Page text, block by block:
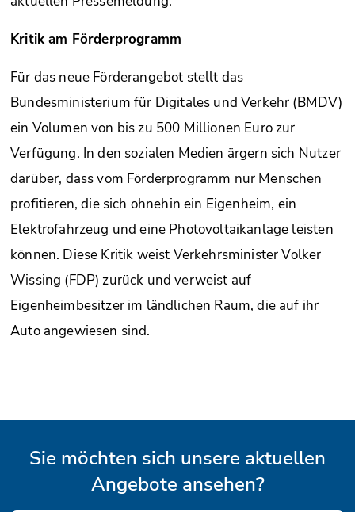
Kritik am Förderprogramm
Für das neue Förderangebot stellt das
Bundesministerium für Digitales und Verkehr (BMDV)
ein Volumen von bis zu 500 Millionen Euro zur
Verfügung. In den sozialen Medien ärgern sich Nutzer
darüber, dass vom Förderprogramm nur Menschen
profitieren, die sich ohnehin ein Eigenheim, ein
Elektrofahrzeug und eine Photovoltaikanlage leisten
können. Diese Kritik weist Verkehrsminister Volker
Wissing (FDP) zurück und verweist auf
Eigenheimbesitzer im ländlichen Raum, die auf ihr
Auto angewiesen sind.
Sie möchten sich unsere aktuellen
Angebote ansehen?